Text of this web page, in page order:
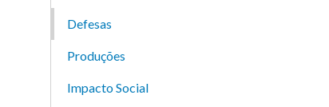
Defesas
Produções
Impacto Social